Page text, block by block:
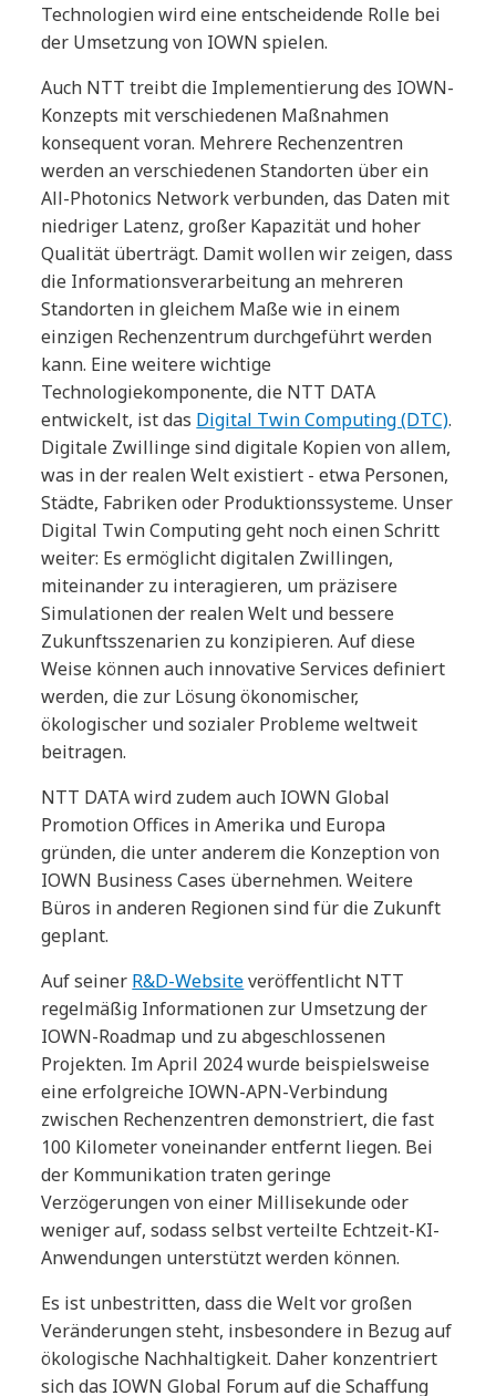
Technologien wird eine entscheidende Rolle bei
der Umsetzung von IOWN spielen.
Auch NTT treibt die Implementierung des IOWN-
Konzepts mit verschiedenen Maßnahmen
konsequent voran. Mehrere Rechenzentren
werden an verschiedenen Standorten über ein
All-Photonics Network verbunden, das Daten mit
niedriger Latenz, großer Kapazität und hoher
Qualität überträgt. Damit wollen wir zeigen, dass
die Informationsverarbeitung an mehreren
Standorten in gleichem Maße wie in einem
einzigen Rechenzentrum durchgeführt werden
kann. Eine weitere wichtige
Technologiekomponente, die NTT DATA
entwickelt, ist das Digital Twin Computing (DTC).
Digitale Zwillinge sind digitale Kopien von allem,
was in der realen Welt existiert - etwa Personen,
Städte, Fabriken oder Produktionssysteme. Unser
Digital Twin Computing geht noch einen Schritt
weiter: Es ermöglicht digitalen Zwillingen,
miteinander zu interagieren, um präzisere
Simulationen der realen Welt und bessere
Zukunftsszenarien zu konzipieren. Auf diese
Weise können auch innovative Services definiert
werden, die zur Lösung ökonomischer,
ökologischer und sozialer Probleme weltweit
beitragen.
NTT DATA wird zudem auch IOWN Global
Promotion Offices in Amerika und Europa
gründen, die unter anderem die Konzeption von
IOWN Business Cases übernehmen. Weitere
Büros in anderen Regionen sind für die Zukunft
geplant.
Auf seiner R&D-Websiteveröffentlicht NTT
regelmäßig Informationen zur Umsetzung der
IOWN-Roadmap und zu abgeschlossenen
Projekten. Im April 2024 wurde beispielsweise
eine erfolgreiche IOWN-APN-Verbindung
zwischen Rechenzentren demonstriert, die fast
100 Kilometer voneinander entfernt liegen. Bei
der Kommunikation traten geringe
Verzögerungen von einer Millisekunde oder
weniger auf, sodass selbst verteilte Echtzeit-KI-
Anwendungen unterstützt werden können.
Es ist unbestritten, dass die Welt vor großen
Veränderungen steht, insbesondere in Bezug auf
ökologische Nachhaltigkeit. Daher konzentriert
sich das IOWN Global Forum auf die Schaffung